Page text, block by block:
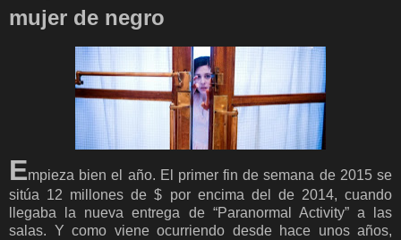
mujer de negro
Empieza bien el año. El primer fin de semana de 2015 se
sitúa 12 millones de $ por encima del de 2014, cuando
llegaba la nueva entrega de “Paranormal Activity” a las
salas. Y como viene ocurriendo desde hace unos años,